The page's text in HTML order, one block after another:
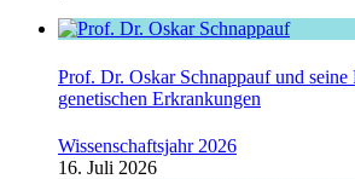
Prof. Dr. Oskar Schnappauf und seine
genetischen Erkrankungen
Wissenschaftsjahr 2026
16. Juli 2026